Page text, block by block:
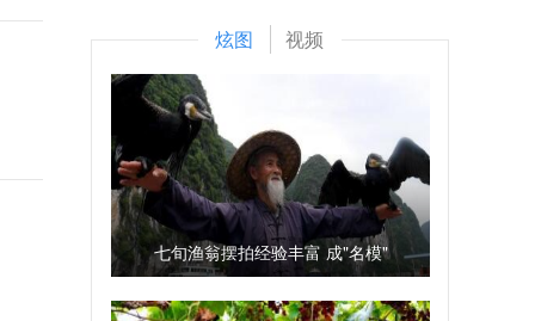
炫图 视频
七旬渔翁摆拍经验丰富 成"名模"